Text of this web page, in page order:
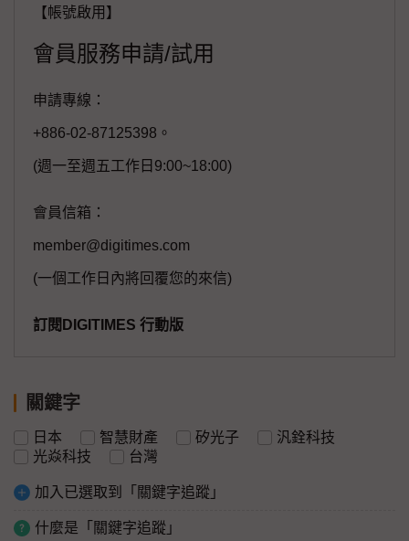
【帳號啟用】
會員服務申請/試用
申請專線：
+886-02-87125398。
(週一至週五工作日9:00~18:00)
會員信箱：
member@digitimes.com
(一個工作日內將回覆您的來信)
訂閱DIGITIMES 行動版
關鍵字
日本 智慧財產 矽光子
汎銓科技
光焱科技
台灣
加入已選取到「關鍵字追蹤」
什麼是「關鍵字追蹤」